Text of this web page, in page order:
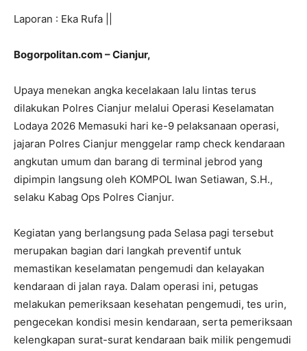
Laporan : Eka Rufa ||
Bogorpolitan.com – Cianjur,
Upaya menekan angka kecelakaan lalu lintas terus
dilakukan Polres Cianjur melalui Operasi Keselamatan
Lodaya 2026 Memasuki hari ke-9 pelaksanaan operasi,
jajaran Polres Cianjur menggelar ramp check kendaraan
angkutan umum dan barang di terminal jebrod yang
dipimpin langsung oleh KOMPOL Iwan Setiawan, S.H.,
selaku Kabag Ops Polres Cianjur.
Kegiatan yang berlangsung pada Selasa pagi tersebut
merupakan bagian dari langkah preventif untuk
memastikan keselamatan pengemudi dan kelayakan
kendaraan di jalan raya. Dalam operasi ini, petugas
melakukan pemeriksaan kesehatan pengemudi, tes urin,
pengecekan kondisi mesin kendaraan, serta pemeriksaan
kelengkapan surat-surat kendaraan baik milik pengemudi